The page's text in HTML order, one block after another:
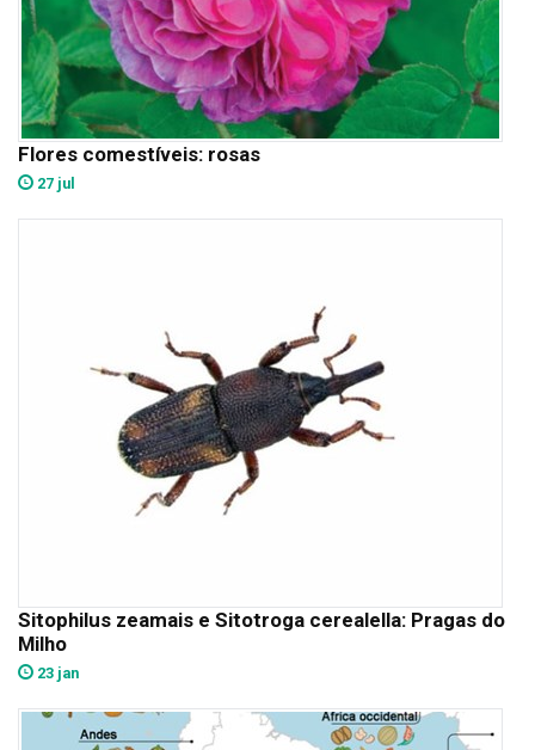
Flores comestíveis: rosas
27 jul
Sitophilus zeamais e Sitotroga cerealella: Pragas do
Milho
23 jan